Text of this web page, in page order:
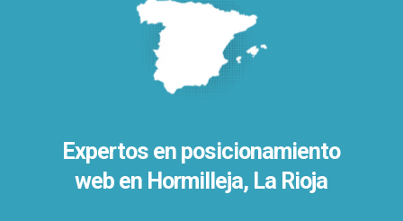
Expertos en posicionamiento
web en Hormilleja, La Rioja